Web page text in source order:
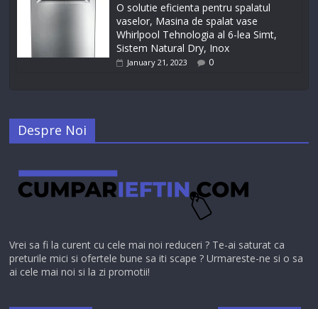
O solutie eficienta pentru spalatul
vaselor, Masina de spalat vase
Whirlpool Tehnologia al 6-lea Simt,
Sistem Natural Dry, Inox
January 21, 2023 0
Despre Noi
Vrei sa fi la curent cu cele mai noi reduceri ? Te-ai saturat ca
preturile mici si ofertele bune sa iti scape ? Urmareste-ne si o sa
ai cele mai noi si la zi promotii!